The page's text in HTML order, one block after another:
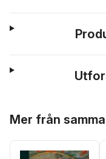
Mer från